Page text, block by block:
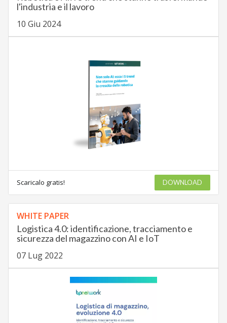
l'industria e il lavoro
10 Giu 2024
Scaricalo gratis! DOWNLOAD
WHITE PAPER
Logistica 4.0: identificazione, tracciamento e
sicurezza del magazzino con AI e IoT
07 Lug 2022